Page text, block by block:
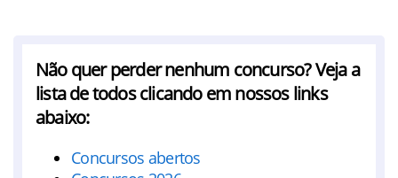
Não quer perder nenhum concurso? Veja a
lista de todos clicando em nossos links
abaixo:
Concursos abertos